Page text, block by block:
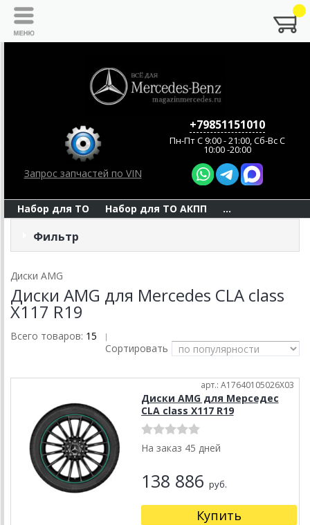
Запрос запчастей по VIN
+79851151010
Пн-Пт C 9:00 - 21:00, Сб-Вс С
10:00 -20:00
Набор для ТО Набор для ТО АКПП ...
Фильтр
Диски AMG
Диски AMG для Mercedes CLA class
X117 R19
Всего товаров: 15 |
Сортировать
арт.: A17640105026X03
Диски AMG для Мерседес
CLA class X117 R19
На заказ 45 дней
138 886 руб.
Купить